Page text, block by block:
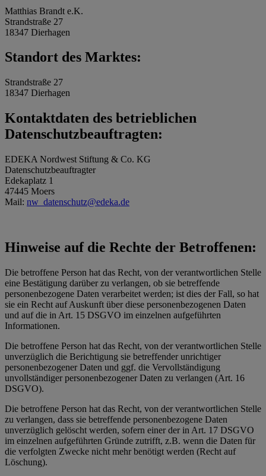
Matthias Brandt e.K.
Strandstraße 27
18347 Dierhagen
Standort des Marktes:
Strandstraße 27
18347 Dierhagen
Kontaktdaten des betrieblichen
Datenschutzbeauftragten:
EDEKA Nordwest Stiftung & Co. KG
Datenschutzbeauftragter
Edekaplatz 1
47445 Moers
Mail: nw_datenschutz@edeka.de
Hinweise auf die Rechte der Betroffenen:
Die betroffene Person hat das Recht, von der verantwortlichen Stelle
eine Bestätigung darüber zu verlangen, ob sie betreffende
personenbezogene Daten verarbeitet werden; ist dies der Fall, so hat
sie ein Recht auf Auskunft über diese personenbezogenen Daten
und auf die in Art. 15 DSGVO im einzelnen aufgeführten
Informationen.
Die betroffene Person hat das Recht, von der verantwortlichen Stelle
unverzüglich die Berichtigung sie betreffender unrichtiger
personenbezogener Daten und ggf. die Vervollständigung
unvollständiger personenbezogener Daten zu verlangen (Art. 16
DSGVO).
Die betroffene Person hat das Recht, von der verantwortlichen Stelle
zu verlangen, dass sie betreffende personenbezogene Daten
unverzüglich gelöscht werden, sofern einer der in Art. 17 DSGVO
im einzelnen aufgeführten Gründe zutrifft, z.B. wenn die Daten für
die verfolgten Zwecke nicht mehr benötigt werden (Recht auf
Löschung).